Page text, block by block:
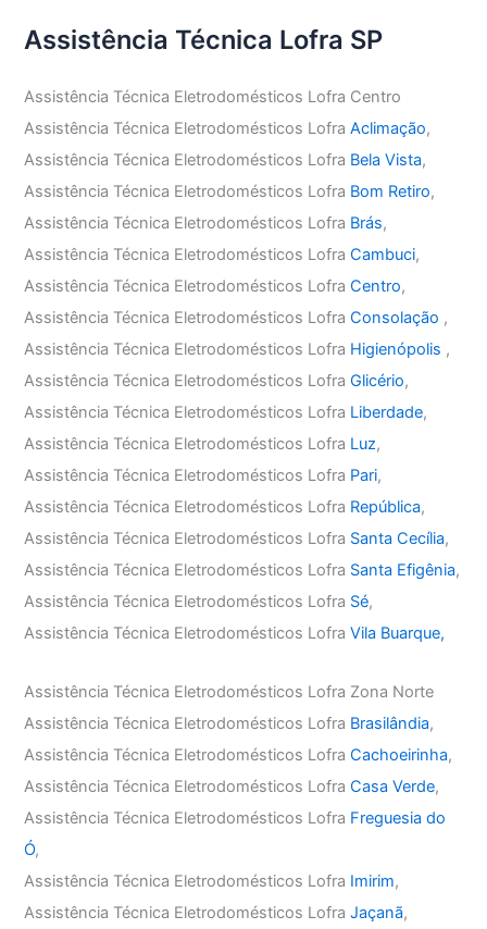
Assistência Técnica Lofra SP
Assistência Técnica Eletrodomésticos Lofra Centro
Assistência Técnica Eletrodomésticos LofraAclimação,
Assistência Técnica Eletrodomésticos Lofra Bela Vista,
Assistência Técnica Eletrodomésticos Lofra Bom Retiro,
Assistência Técnica Eletrodomésticos Lofra Brás,
Assistência Técnica Eletrodomésticos LofraCambuci,
Assistência Técnica Eletrodomésticos LofraCentro,
Assistência Técnica Eletrodomésticos LofraConsolação ,
Assistência Técnica Eletrodomésticos Lofra Higienópolis ,
Assistência Técnica Eletrodomésticos LofraGlicério,
Assistência Técnica Eletrodomésticos Lofra Liberdade,
Assistência Técnica Eletrodomésticos Lofra Luz,
Assistência Técnica Eletrodomésticos Lofra Pari,
Assistência Técnica Eletrodomésticos Lofra República,
Assistência Técnica Eletrodomésticos Lofra Santa Cecília,
Assistência Técnica Eletrodomésticos Lofra Santa Efigênia,
Assistência Técnica Eletrodomésticos Lofra Sé,
Assistência Técnica Eletrodomésticos LofraVila Buarque,
Assistência Técnica Eletrodomésticos Lofra Zona Norte
Assistência Técnica Eletrodomésticos Lofra Brasilândia,
Assistência Técnica Eletrodomésticos LofraCachoeirinha,
Assistência Técnica Eletrodomésticos LofraCasa Verde,
Assistência Técnica Eletrodomésticos Lofra Freguesia do
Ó,
Assistência Técnica Eletrodomésticos Lofra Imirim,
Assistência Técnica Eletrodomésticos LofraJaçanã,